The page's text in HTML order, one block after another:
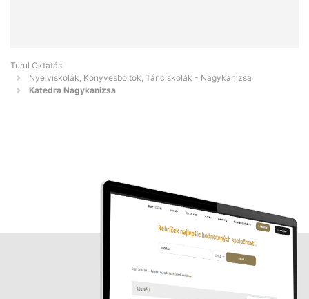
Turul Oktatás
Nyelviskolák, Könyvesboltok, Tánciskolák - Nagykanizsa
Katedra Nagykanizsa